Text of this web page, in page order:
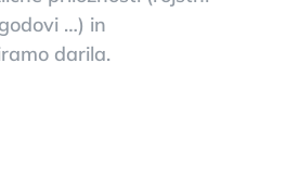
…) in
darila.